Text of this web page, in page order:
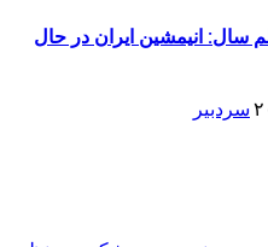
سال: انیمشین ایران در حال
سردبیر